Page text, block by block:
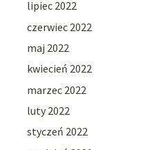
lipiec 2022
czerwiec 2022
maj 2022
kwiecień 2022
marzec 2022
luty 2022
styczeń 2022